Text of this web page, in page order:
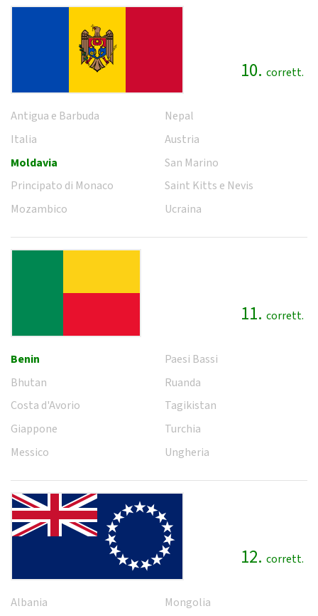
10. corrett.
Antigua e Barbuda
Italia
Moldavia
Principato di Monaco
Mozambico
Nepal
Austria
San Marino
Saint Kitts e Nevis
Ucraina
11. corrett.
Benin
Bhutan
Costa d'Avorio
Giappone
Messico
Paesi Bassi
Ruanda
Tagikistan
Turchia
Ungheria
12. corrett.
Albania
Mongolia